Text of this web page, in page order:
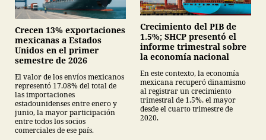
Crecen 13% exportaciones
mexicanas a Estados
Unidos en el primer
semestre de 2026
El valor de los envíos mexicanos
representó 17.08% del total de
las importaciones
estadounidenses entre enero y
junio, la mayor participación
entre todos los socios
comerciales de ese país.
Crecimiento del PIB de
1.5%; SHCP presentó el
informe trimestral sobre
la economía nacional
En este contexto, la economía
mexicana recuperó dinamismo
al registrar un crecimiento
trimestral de 1.5%, el mayor
desde el cuarto trimestre de
2020.